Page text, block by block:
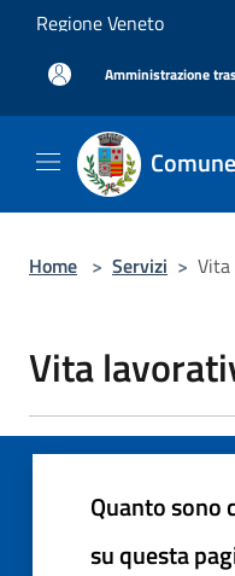
Salta al contenuto principale
Regione Veneto
Amministrazione
Home > Servizi >
Vita
Quanto sono
su questa